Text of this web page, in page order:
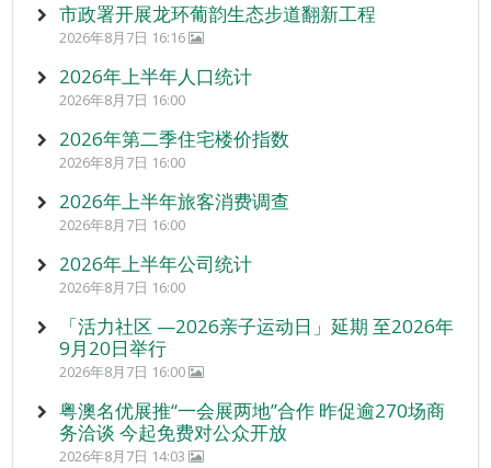
市政署开展龙环葡韵生态步道翻新工程
2026年8月7日 16:16
2026年上半年人口统计
2026年8月7日 16:00
2026年第二季住宅楼价指数
2026年8月7日 16:00
2026年上半年旅客消费调查
2026年8月7日 16:00
2026年上半年公司统计
2026年8月7日 16:00
「活力社区 —2026亲子运动日」延期 至2026年
9月20日举行
2026年8月7日 16:00
粤澳名优展推“一会展两地”合作 昨促逾270场商
务洽谈 今起免费对公众开放
2026年8月7日 14:03